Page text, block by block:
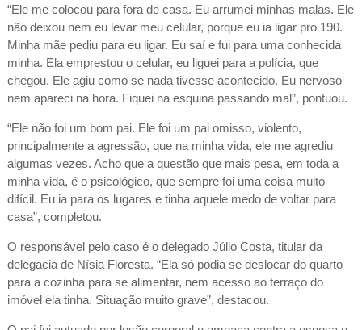
“Ele me colocou para fora de casa. Eu arrumei minhas malas. Ele
não deixou nem eu levar meu celular, porque eu ia ligar pro 190.
Minha mãe pediu para eu ligar. Eu saí e fui para uma conhecida
minha. Ela emprestou o celular, eu liguei para a polícia, que
chegou. Ele agiu como se nada tivesse acontecido. Eu nervoso
nem apareci na hora. Fiquei na esquina passando mal”, pontuou.
“Ele não foi um bom pai. Ele foi um pai omisso, violento,
principalmente a agressão, que na minha vida, ele me agrediu
algumas vezes. Acho que a questão que mais pesa, em toda a
minha vida, é o psicológico, que sempre foi uma coisa muito
difícil. Eu ia para os lugares e tinha aquele medo de voltar para
casa”, completou.
O responsável pelo caso é o delegado Júlio Costa, titular da
delegacia de Nísia Floresta. “Ela só podia se deslocar do quarto
para a cozinha para se alimentar, nem acesso ao terraço do
imóvel ela tinha. Situação muito grave”, destacou.